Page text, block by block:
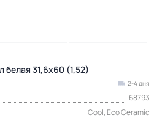
белая 31,6x60 (1,52)
2-4 дня
68793
Cool, Eco Ceramic